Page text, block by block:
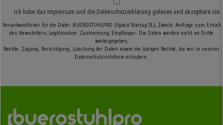
Ich habe das Impressum und die Datenschutzerklärung gelesen und akzeptiere sie
Verantwortlicher für die Datei: BUEROSTUHLPRO (Ilpack Startup SL); Zweck: Anfrage zum Erhalt
des Newsletters; Legitimation: Zustimmung; Empfänger: Die Daten werden nicht an Dritte
weitergegeben;
Rechte: Zugang, Berichtigung, Löschung der Daten sowie die übrigen Rechte, die wir in unserer
Datenschutzrichtlinie erläutern.